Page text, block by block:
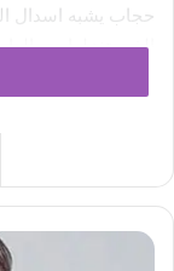
حجاب يشبه اسدال
الذين تغزلوا
وصلاتنا ودعواتنا
الأعمال ومصمم
بالنفي أو التأكيد
الكشف